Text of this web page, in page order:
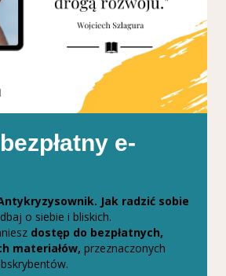
e-
Jak radzić sobie
o siebie i bliskich.
dostęp do bezpłatnych,
materiałów, przeznaczonych